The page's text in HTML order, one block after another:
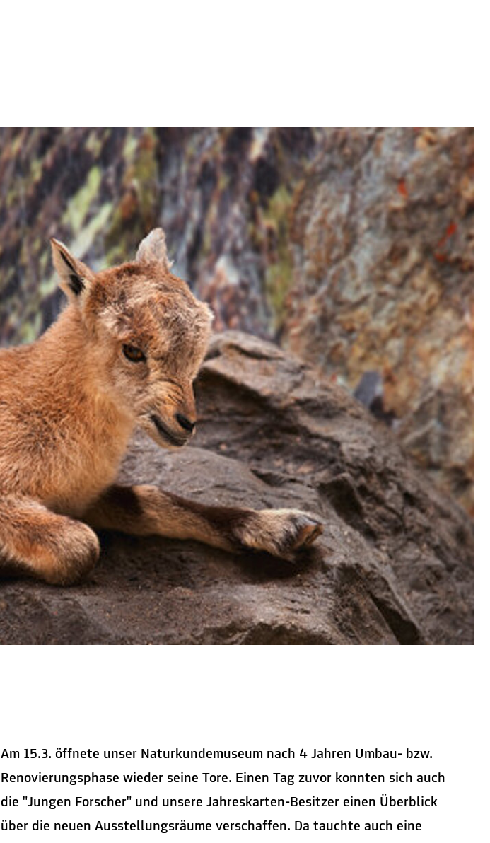
Am 15.3. öffnete unser Naturkundemuseum nach 4 Jahren Umbau- bzw.
Renovierungsphase wieder seine Tore. Einen Tag zuvor konnten sich auch
die "Jungen Forscher" und unsere Jahreskarten-Besitzer einen Überblick
über die neuen Ausstellungsräume verschaffen. Da tauchte auch eine